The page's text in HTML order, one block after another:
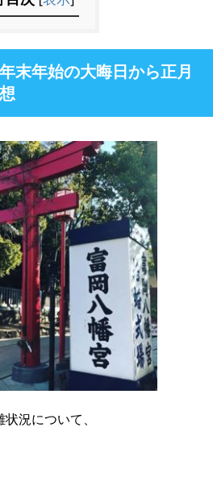
末年始の大晦日から正月
況について、